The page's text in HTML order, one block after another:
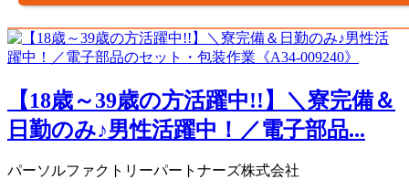
【18歳～39歳の方活躍中!!】＼寮完備＆
日勤のみ♪男性活躍中！／電子部品...
パーソルファクトリーパートナーズ株式会社